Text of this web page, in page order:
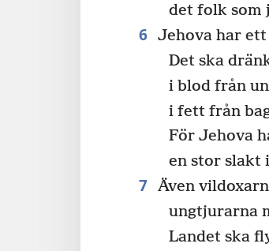
det folk som
6 Jehova har
Det ska
i blod från
i fett från
För Jehova
en stor slakt
7 Även
ungtjurarna
Landet ska